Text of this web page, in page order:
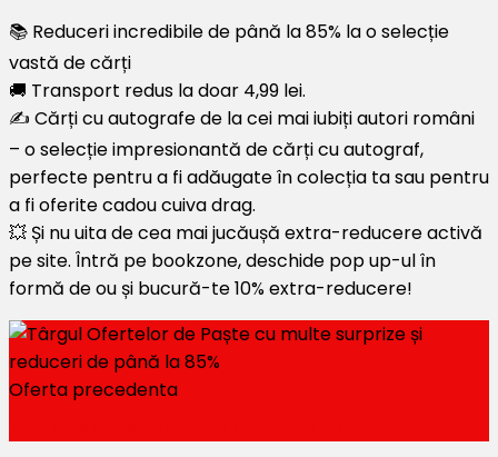
📚 Reduceri incredibile de până la 85% la o selecție
vastă de cărți
🚚 Transport redus la doar 4,99 lei.
✍️ Cărți cu autografe de la cei mai iubiți autori români
– o selecție impresionantă de cărți cu autograf,
perfecte pentru a fi adăugate în colecția ta sau pentru
a fi oferite cadou cuiva drag.
💥 Și nu uita de cea mai jucăușă extra-reducere activă
pe site. Întră pe bookzone, deschide pop up-ul în
formă de ou și bucură-te 10% extra-reducere!
Oferta precedenta